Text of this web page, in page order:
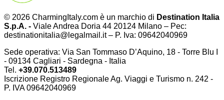
© 2026 CharmingItaly.com è un marchio di Destination Italia
S.p.A. - Viale Andrea Doria 44 20124 Milano – Pec:
destinationitalia@legalmail.it – P. Iva: 09642040969
Sede operativa: Via San Tommaso D’Aquino, 18 - Torre Blu I
- 09134 Cagliari - Sardegna - Italia
Tel. +39.070.513489
Iscrizione Registro Regionale Ag. Viaggi e Turismo n. 242 -
P. IVA09642040969